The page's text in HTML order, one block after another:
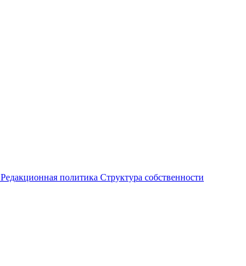
Редакционная политика Структура собственности